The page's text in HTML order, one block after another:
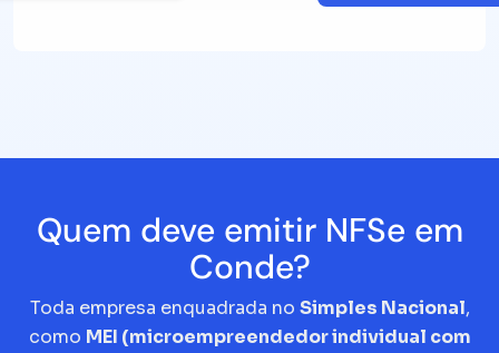
Quem deve emitir NFSe em
Conde?
Toda empresa enquadrada no Simples Nacional,
como MEI (microempreendedor individual com